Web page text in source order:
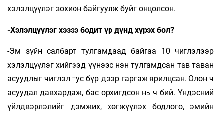
хэлэлцүүлэг зохион байгуулж буйг онцолсон.
-Хэлэлцүүлэг хэзээ бодит үр дүнд хүрэх бол?
-Эм зүйн салбарт тулгамдаад бай­гаа 10 чиглэлээр
хэлэлцүүлэг хийгээд үүнээс нэн тулгамдсан тав таван
асуудлыг чиглэл тус бүр дээр гаргаж ярилцсан. Олон ч
асуудал давхардаж, бас орхигдсон нь ч бий. Үндэсний
үйлдвэрлэлийг дэмжих, хөгжүүлэх бодлого, эмийн